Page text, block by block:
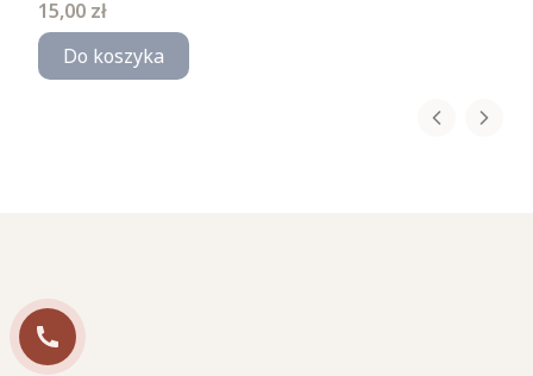
Cena
15,00 zł
Do koszyka